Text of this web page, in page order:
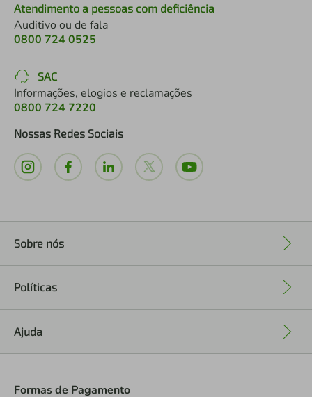
Atendimento a pessoas com deficiência
Auditivo ou de fala
0800 724 0525
SAC
Informações, elogios e reclamações
0800 724 7220
Nossas Redes Sociais
Sobre nós
Políticas
Ajuda
Formas de Pagamento